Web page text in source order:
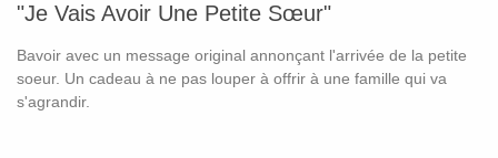
"Je Vais Avoir Une Petite Sœur"
Bavoir avec un message original annonçant l'arrivée de la petite
soeur. Un cadeau à ne pas louper à offrir à une famille qui va
s'agrandir.